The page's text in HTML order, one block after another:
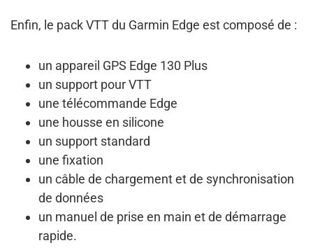
Enfin, le pack VTT du Garmin Edge est composé de :
un appareil GPS Edge 130 Plus
un support pour VTT
une télécommande Edge
une housse en silicone
un support standard
une fixation
un câble de chargement et de synchronisation
de données
un manuel de prise en main et de démarrage
rapide.